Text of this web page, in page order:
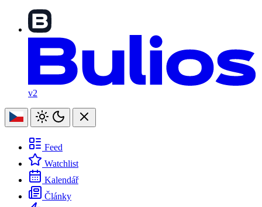
v2
Feed
Watchlist
Kalendář
Články